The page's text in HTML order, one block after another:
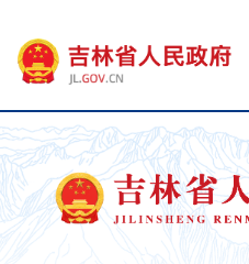
开
无
障
碍
说
明